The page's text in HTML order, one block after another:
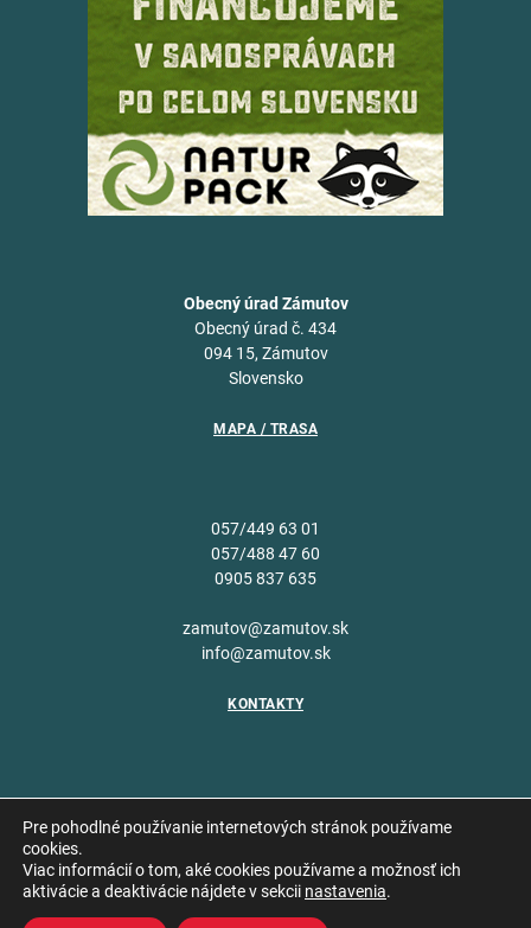
Obecný úrad Zámutov
Obecný úrad č. 434
094 15, Zámutov
Slovensko
MAPA / TRASA
057/449 63 01
057/488 47 60
0905 837 635
zamutov@zamutov.sk
info@zamutov.sk
KONTAKTY
Copyright © 2026 Obec
Pre pohodlné používanie internetových stránok používame
cookies.
Viac informácií o tom, aké cookies používame a možnosť ich
aktivácie a deaktivácie nájdete v sekcii nastavenia.